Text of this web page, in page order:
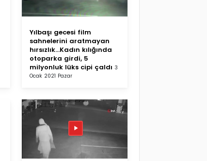
Yılbaşı gecesi film
sahnelerini aratmayan
hırsızlık...Kadın kılığında
otoparka girdi, 5
milyonluk lüks cipi çaldı 3
Ocak 2021 Pazar